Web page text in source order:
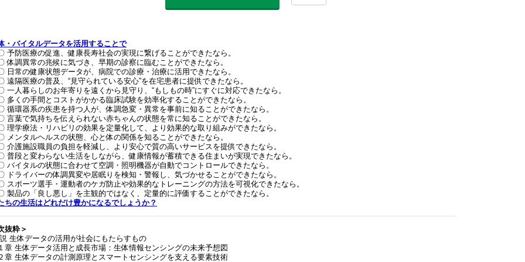
・バイタルデータを活用することで
医療の促進、健康長寿社会の実現に繋げることができたなら。
異常の兆候に気づき、早期の診察に臨むことができたなら。
の健康状態データが、病院での診療・治療に活用できたなら。
医療の普及、“見守られている安心”を在宅患者に提供できたなら。
暮らしのお年寄りを遠くから見守り、“もしもの時”にすぐに対応できたなら。
の手間とコストがかかる臨床試験を効率化することができたなら。
器系の疾患を持つ人が、体調急変・異常を事前に知ることができたなら。
で気持ちを伝えられない赤ちゃんの状態を常に知ることができたなら。
療法・リハビリの効果を定量化して、より効果的な取り組みができたなら。
タルヘルスの状態、心と体の関係を知ることができたなら。
施設職員の負担を軽減し、より安心で質の高いサービスを提供できたなら。
と変わらない生活をしながら、健康情報が蓄積できる住まいが実現できたなら。
タルの状態に合わせて空調・照明機器が自動でコントロールできたなら。
イバーの体調異変や居眠りを検知・警報し、気づかせることができたなら。
ーツ選手・運動者のケガ防止や効果的なトレーニングの方法を可視化できたなら。
の「良し悪し」を主観的ではなく、定量的に評価することができたなら。
ちの生活はどれだけ豊かになるでしょうか？
抜粋＞
生体データの活用が社会にもたらすもの
生体データ活用と成長市場：生体情報センシングの未来予想図
生体データの計測原理とスマートセンシングを支える要素技術